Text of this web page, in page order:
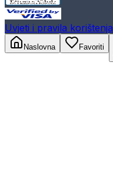
Uvjeti i pravila korištenja
Naslovna
Favoriti